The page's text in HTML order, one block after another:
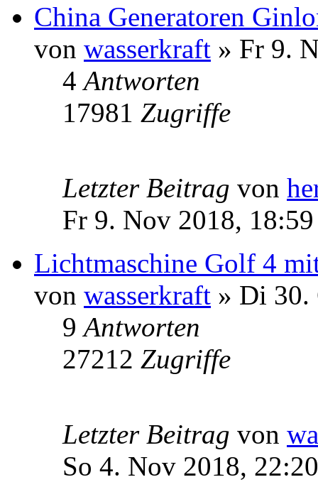
China Generatoren
von wasserkraft » Fr 9.
4Antworten
17981 Zugriffe
Letzter Beitrag von
Fr 9. Nov 2018, 18:59
Lichtmaschine Golf 4
von wasserkraft » Di 30.
9Antworten
27212 Zugriffe
Letzter Beitrag von
So 4. Nov 2018, 22:20